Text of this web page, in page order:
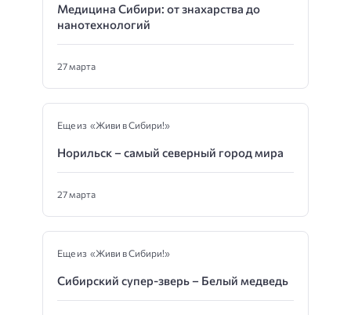
Медицина Сибири: от знахарства до
нанотехнологий
27 марта
Еще из «Живи в Сибири!»
Норильск – самый северный город мира
27 марта
Еще из «Живи в Сибири!»
Сибирский супер-зверь – Белый медведь